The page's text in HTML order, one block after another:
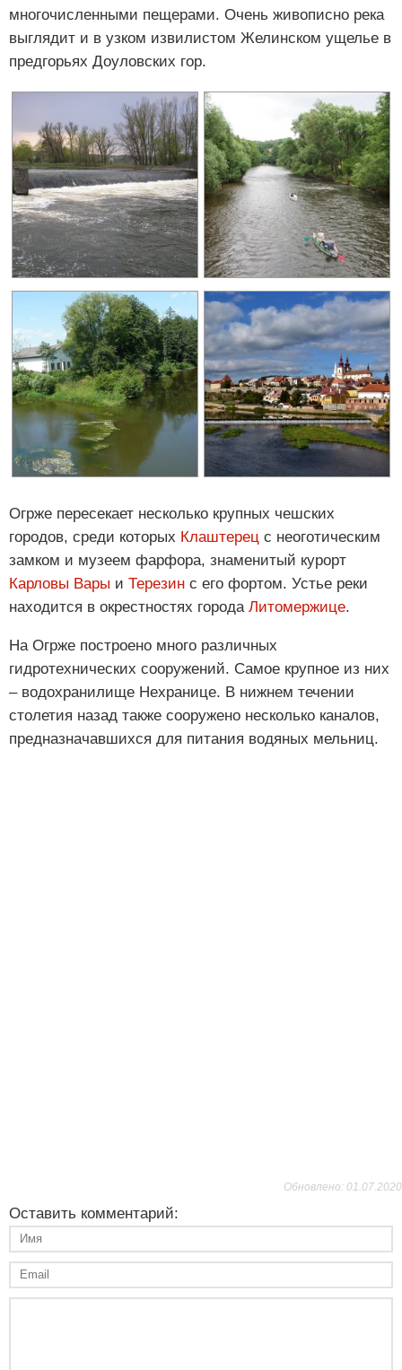
многочисленными пещерами. Очень живописно река
выглядит и в узком извилистом Желинском ущелье в
предгорьях Доуловских гор.
Огрже пересекает несколько крупных чешских
городов, среди которых Клаштерец с неоготическим
замком и музеем фарфора, знаменитый курорт
Карловы Вары и Терезин с его фортом. Устье реки
находится в окрестностях города Литомержице.
На Огрже построено много различных
гидротехнических сооружений. Самое крупное из них
‒ водохранилище Нехранице. В нижнем течении
столетия назад также сооружено несколько каналов,
предназначавшихся для питания водяных мельниц.
Обновлено: 01.07.2020
Оставить комментарий: